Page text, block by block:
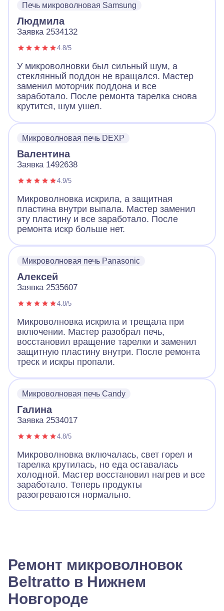
Печь микроволновая Samsung
Людмила
Заявка 2534132
4.8/5
У микроволновки был сильный шум, а
стеклянный поддон не вращался. Мастер
заменил моторчик поддона и все
заработало. После ремонта тарелка снова
крутится, шум ушел.
Микроволновая печь DEXP
Валентина
Заявка 1492638
4.9/5
Микроволновка искрила, а защитная
пластина внутри выпала. Мастер заменил
эту пластину и все заработало. После
ремонта искр больше нет.
Микроволновая печь Panasonic
Алексей
Заявка 2535607
4.8/5
Микроволновка искрила и трещала при
включении. Мастер разобрал печь,
восстановил вращение тарелки и заменил
защитную пластину внутри. После ремонта
треск и искры пропали.
Микроволновая печь Candy
Галина
Заявка 2534017
4.8/5
Микроволновка включалась, свет горел и
тарелка крутилась, но еда оставалась
холодной. Мастер восстановил нагрев и все
заработало. Теперь продукты
разогреваются нормально.
Ремонт микроволновок
Beltratto в Нижнем
Новгороде